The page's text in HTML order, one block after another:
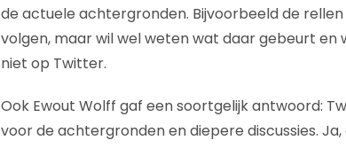
de actuele achtergronden. Bijvoorbeeld de
volgen, maar wil wel weten wat daar gebeurt en
niet op Twitter.
Ook Ewout Wolff gaf een soortgelijk antwoord:
voor de achtergronden en diepere discussies.